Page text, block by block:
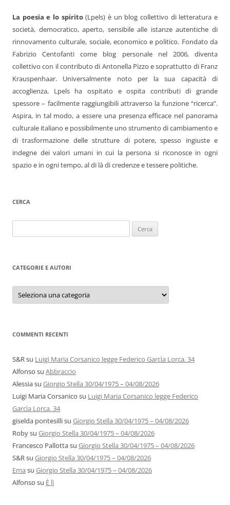
La poesia e lo spirito(Lpels) è un blog collettivo di letteratura e
società, democratico, aperto, sensibile alle istanze autentiche di
rinnovamento culturale, sociale, economico e politico. Fondato da
Fabrizio Centofanti come blog personale nel 2006, diventa
collettivo con il contributo di Antonella Pizzo e soprattutto di Franz
Krauspenhaar. Universalmente noto per la sua capacità di
accoglienza, Lpels ha ospitato e ospita contributi di grande
spessore – facilmente raggiungibili attraverso la funzione “ricerca”.
Aspira, in tal modo, a essere una presenza efficace nel panorama
culturale italiano e possibilmente uno strumento di cambiamento e
di trasformazione delle strutture di potere, spesso ingiuste e
indegne dei valori umani in cui la persona si riconosce in ogni
spazio e in ogni tempo, al di là di credenze e tessere politiche.
CERCA
per:
CATEGORIE E AUTORI
Categorie
autori
COMMENTI RECENTI
S&Rsu Luigi Maria Corsanico legge Federico Garcìa Lorca. 34
Alfonso su Abbraccio
Alessiasu Giorgio Stella 30/04/1975 – 04/08/2026
Luigi Maria Corsanico su Luigi Maria Corsanico legge Federico
Garcìa Lorca. 34
giselda pontesillisu Giorgio Stella 30/04/1975 – 04/08/2026
Robysu Giorgio Stella 30/04/1975 – 04/08/2026
Francesco Pallottasu Giorgio Stella 30/04/1975 – 04/08/2026
S&Rsu Giorgio Stella 30/04/1975 – 04/08/2026
Ema su Giorgio Stella 30/04/1975 – 04/08/2026
Alfonso su È lì